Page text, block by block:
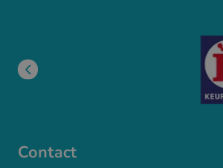
Contact